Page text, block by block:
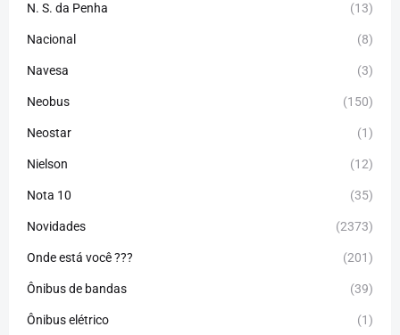
N. S. da Penha (13)
Nacional (8)
Navesa (3)
Neobus (150)
Neostar (1)
Nielson (12)
Nota 10 (35)
Novidades (2373)
Onde está você ??? (201)
Ônibus de bandas (39)
Ônibus elétrico (1)